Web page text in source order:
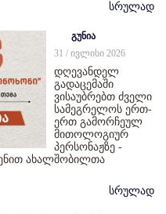
სრულად
გუნია
31 / ივლისი 2026
დღევანდელ
გადაცემაში
ვისაუბრებთ ძველი
სამეგრელოს ერთ-
ერთ გამორჩეულ
მითოლოგიურ
პერსონაჟზე -
ახალშობილთა
სრულად